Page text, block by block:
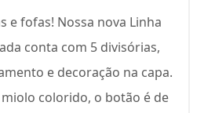
e fofas! Nossa nova Linha
conta com 5 divisórias,
e decoração na capa.
colorido, o botão é de